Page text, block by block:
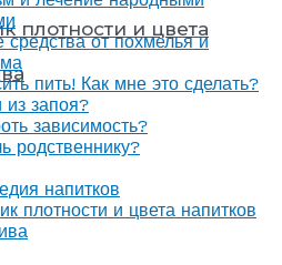
напитков
плотности и цвета
от похмелья и
пить! Как мне это сделать?
из запоя?
зависимость?
родственнику?
напитков
плотности и цвета напитков